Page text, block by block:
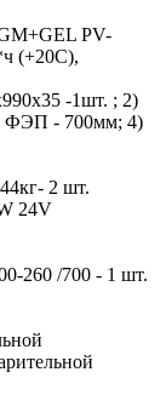
PV-
(+20С),
-1шт. ; 2)
ФЭП - 700мм; 4)
2 шт.
24V
260 /700 - 1 шт.